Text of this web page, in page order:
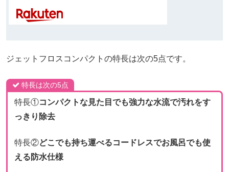
ジェットフロスコンパクトの特長は次の5点です。
特長は次の5点
特長①コンパクトな見た目でも強力な水流で汚れをす
っきり除去
特長②どこでも持ち運べるコードレスでお風呂でも使
える防水仕様